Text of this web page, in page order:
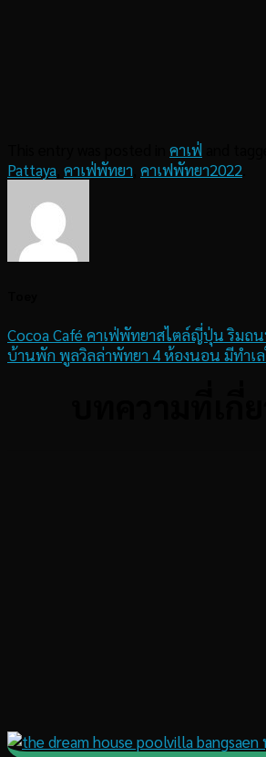
คาเฟ่
Pattaya คาเฟ่พัทยา คาเฟพัทยา2022
Cocoa Café คาเฟ่พัทยาสไตล์ญี่ปุ่น ริมถ
บ้านพัก พูลวิลล่าพัทยา 4 ห้องนอน มีทำเล